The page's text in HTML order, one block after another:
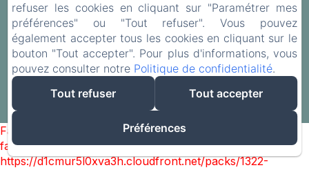
EN FR
Créé par Amenitiz
Conditions Générales de Vente
Failed to load BookingEngine/index: Loading chunk 1322
failed. (missing:
https://d1cmur5l0xva3h.cloudfront.net/packs/1322-
refuser les cookies en cliquant sur "Paramétrer mes
préférences" ou "Tout refuser". Vous pouvez
également accepter tous les cookies en cliquant sur le
bouton "Tout accepter". Pour plus d'informations, vous
pouvez consulter notre Politique de confidentialité.
Tout refuser
Tout accepter
Préférences